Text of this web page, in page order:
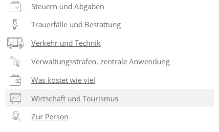
Steuern und Abgaben
Trauerfälle und Bestattung
Verkehr und Technik
Verwaltungsstrafen, zentrale Anwendung
Was kostet wie viel
Wirtschaft und Tourismus
Zur Person